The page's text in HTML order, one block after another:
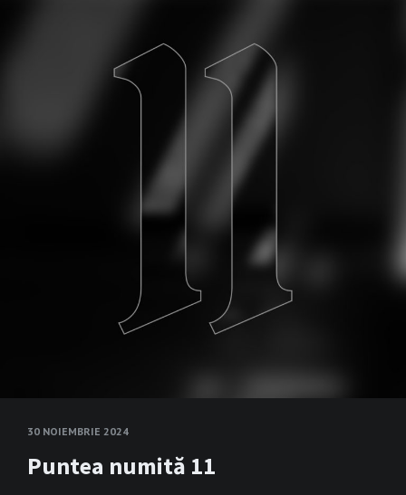
30 NOIEMBRIE 2024
Puntea numită 11